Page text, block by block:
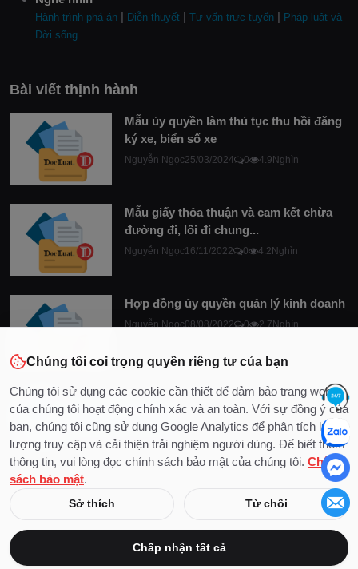
Hành trình phá án | Diễn thuyết | Tư vấn trực tuyến | Pháp luật và
Đời sống
Bài viết thịnh hành
Mẫu ủy quyền làm thủ tục thu hồi đăng
ký xe, biển số xe
Nguyễn Ngọc25/03/2024 0 4.9Nghìn
Mẫu giấy thỏa thuận và cam kết chừa
đường đi, lối đi chung...
Nguyễn Ngọc16/11/2022 0 4.2Nghìn
Hợp đồng ủy quyền quản lý kinh doanh
Nguyễn Ngọc08/08/2022 0 2.7Nghìn
© 2020 - 2026 Bản quyền thuộc về DocLuat
Chúng tôi coi trọng quyền riêng tư của bạn
Chúng tôi sử dụng các cookie cần thiết để đảm bảo trang web
của chúng tôi hoạt động chính xác và an toàn. Với sự đồng ý của
bạn, chúng tôi cũng sử dụng Google Analytics để phân tích lưu
lượng truy cập và cải thiện trải nghiệm người dùng. Để biết thêm
thông tin, vui lòng đọc chính sách bảo mật của chúng tôi. Chính
sách bảo mật.
Sở thích Từ chối
Chấp nhận tất cả